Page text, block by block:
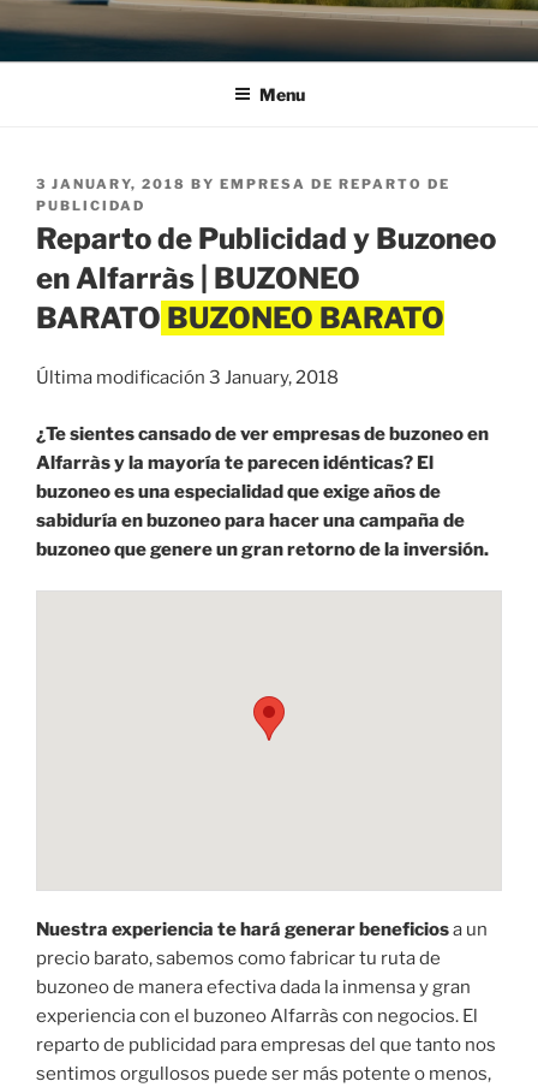
Menu
POSTED
ON
3 JANUARY, 2018 BY EMPRESA DE REPARTO DE
PUBLICIDAD
Reparto de Publicidad y Buzoneo
en Alfarràs | BUZONEO
BARATO
Última modificación 3 January, 2018
¿Te sientes cansado de ver empresas de buzoneo en
Alfarràs y la mayoría te parecen idénticas? El
buzoneo es una especialidad que exige años de
sabiduría en buzoneo para hacer una campaña de
buzoneo que genere un gran retorno de la inversión.
Nuestra experiencia te hará generar beneficiosa un
precio barato, sabemos como fabricar tu ruta de
buzoneo de manera efectiva dada la inmensa y gran
experiencia con el buzoneo Alfarràs con negocios. El
reparto de publicidad para empresas del que tanto nos
sentimos orgullosos puede ser más potente o menos,